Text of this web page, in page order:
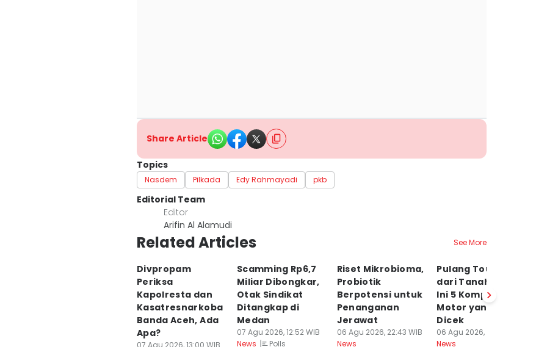
Share Article
Topics
Nasdem Pilkada Edy Rahmayadi pkb
Editorial Team
Editor
Arifin Al Alamudi
Related Articles See More
Divpropam
Periksa
Kapolresta dan
Kasatresnarkoba
Banda Aceh, Ada
Apa?
07 Agu 2026, 13:00 WIB
Scamming Rp6,7
Miliar Dibongkar,
Otak Sindikat
Ditangkap di
Medan
07 Agu 2026, 12:52 WIB
News
Polls
Riset Mikrobioma,
Probiotik
Berpotensi untuk
Penanganan
Jerawat
06 Agu 2026, 22:43 WIB
News
Pulang Touring
dari Tanah Karo,
Ini 5 Komponen
Motor yang Wajib
Dicek
06 Agu 2026, 21:00 WIB
News